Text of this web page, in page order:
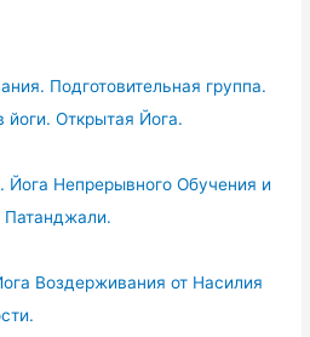
Подготовительная группа.
йоги. Открытая Йога.
Непрерывного Обучения и
Патанджали.
Воздерживания от Насилия